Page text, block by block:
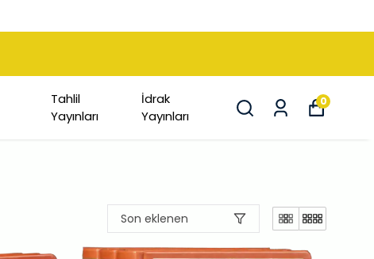
Tahlil
Yayınları
İdrak
Yayınları
0
Son eklenen